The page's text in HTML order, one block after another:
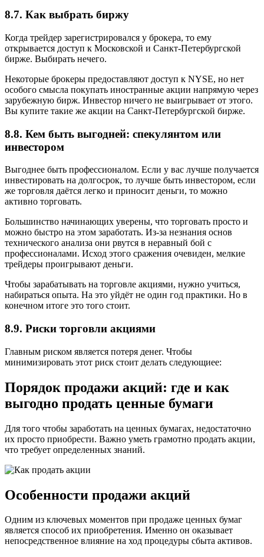
8.7. Как выбрать биржу
Когда трейдер зарегистрировался у брокера, то ему
открывается доступ к Московской и Санкт-Петербургской
бирже. Выбирать нечего.
Некоторые брокеры предоставляют доступ к NYSE, но нет
особого смысла покупать иностранные акции напрямую через
зарубежную бирж. Инвестор ничего не выигрывает от этого.
Вы купите такие же акции на Санкт-Петербургской бирже.
8.8. Кем быть выгодней: спекулянтом или
инвестором
Выгоднее быть профессионалом. Если у вас лучше получается
инвестировать на долгосрок, то лучше быть инвестором, если
же торговля даётся легко и приносит деньги, то можно
активно торговать.
Большинство начинающих уверены, что торговать просто и
можно быстро на этом заработать. Из-за незнания основ
технического анализа они рвутся в неравный бой с
профессионалами. Исход этого сражения очевиден, мелкие
трейдеры проигрывают деньги.
Чтобы зарабатывать на торговле акциями, нужно учиться,
набираться опыта. На это уйдёт не один год практики. Но в
конечном итоге это того стоит.
8.9. Риски торговли акциями
Главным риском является потеря денег. Чтобы
минимизировать этот риск стоит делать следующиее:
Порядок продажи акций: где и как
выгодно продать ценные бумаги
Для того чтобы заработать на ценных бумагах, недостаточно
их просто приобрести. Важно уметь грамотно продать акции,
что требует определенных знаний.
Особенности продажи акций
Одним из ключевых моментов при продаже ценных бумаг
является способ их приобретения. Именно он оказывает
непосредственное влияние на ход процедуры сбыта активов.